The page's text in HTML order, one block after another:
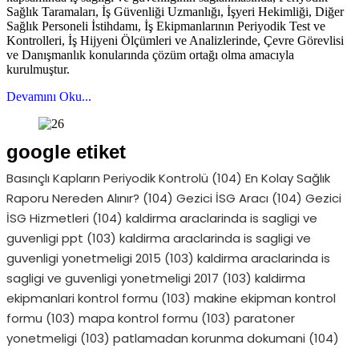
Sağlık Taramaları, İş Güvenliği Uzmanlığı, İşyeri Hekimliği, Diğer
Sağlık Personeli İstihdamı, İş Ekipmanlarının Periyodik Test ve
Kontrolleri, İş Hijyeni Ölçümleri ve Analizlerinde, Çevre Görevlisi
ve Danışmanlık konularında çözüm ortağı olma amacıyla
kurulmuştur.
Devamını Oku...
google etiket
Basınçlı Kapların Periyodik Kontrolü (104) En Kolay Sağlık
Raporu Nereden Alınır? (104) Gezici İSG Aracı (104) Gezici
İSG Hizmetleri (104) kaldirma araclarinda is sagligi ve
guvenligi ppt (103) kaldirma araclarinda is sagligi ve
guvenligi yonetmeligi 2015 (103) kaldirma araclarinda is
sagligi ve guvenligi yonetmeligi 2017 (103) kaldirma
ekipmanlari kontrol formu (103) makine ekipman kontrol
formu (103) mapa kontrol formu (103) paratoner
yonetmeligi (103) patlamadan korunma dokumani (104)